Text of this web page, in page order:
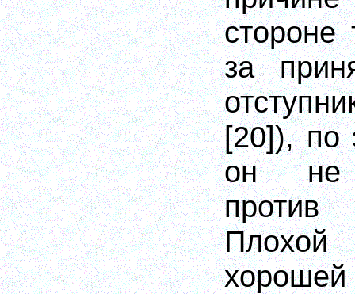
стороне
за
[20]), по
он не